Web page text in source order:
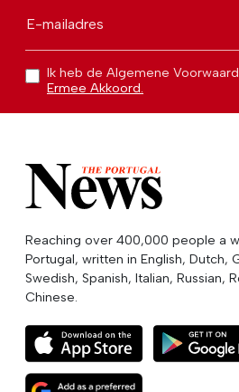
E-mailadres
Ik heb de Algemene
Ermee Akkoord.
Reaching over 400,000 people a
Portugal, written in English, Dutch,
Swedish, Spanish, Italian, Russian,
Chinese.